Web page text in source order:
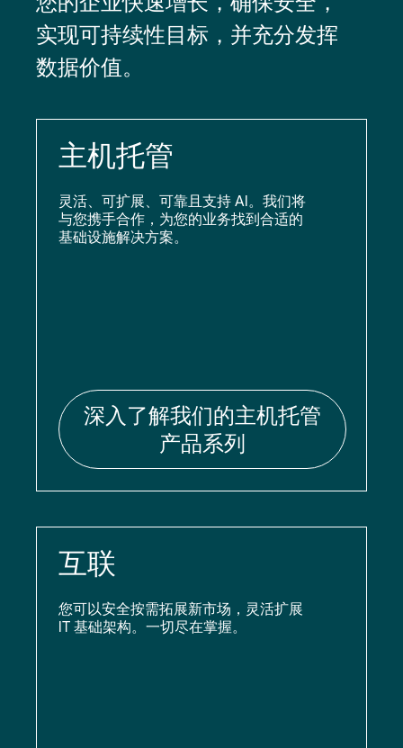
实现可持续性目标，并充分发挥
数据价值。
主机托管
灵活、可扩展、可靠且支持 AI。我们将
与您携手合作，为您的业务找到合适的
基础设施解决方案。
深入了解我们的主机托管
产品系列
互联
您可以安全按需拓展新市场，灵活扩展
IT 基础架构。一切尽在掌握。